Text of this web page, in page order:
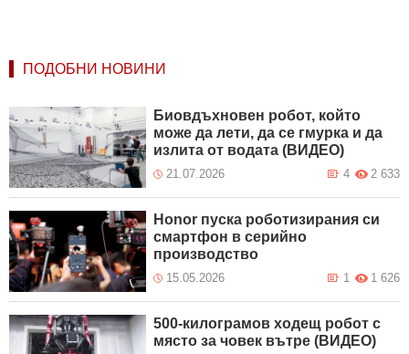
ПОДОБНИ НОВИНИ
Биовдъхновен робот, който
може да лети, да се гмурка и да
излита от водата (ВИДЕО)
21.07.2026 2 633
4
Honor пуска роботизирания си
смартфон в серийно
производство
15.05.2026 1 626
1
500-килограмов ходещ робот с
място за човек вътре (ВИДЕО)